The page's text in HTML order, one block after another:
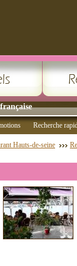
Recherche
Hauts-de-seine